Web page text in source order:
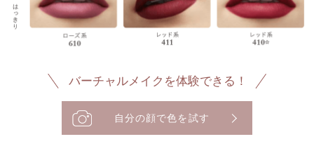
バーチャルメイクを体験できる！
自分の顔で色を試す